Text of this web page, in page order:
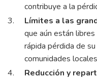
contribuye a la
Límites a las
que aún están
rápida pérdida de
comunidades
Reducción y